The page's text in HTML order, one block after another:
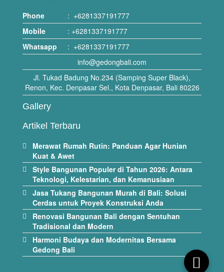
Phone : +6281337191777
Mobile
: +6281337191777
Whatsapp
: +6281337191777
info@gedongbali.com
Jl. Tukad Badung No.234 (Samping Super Black),
Renon, Kec. Denpasar Sel., Kota Denpasar, Bali 80226
Gallery
Artikel Terbaru
Merawat Rumah Rutin: Panduan Agar Hunian
Kuat & Awet
Style Bangunan Populer di Tahun 2026: Antara
Teknologi, Kelestarian, dan Kemanusiaan
Jasa Tukang Bangunan Murah di Bali: Solusi
Cerdas untuk Proyek Konstruksi Anda
Renovasi Bangunan Bali dengan Sentuhan
Tradisional dan Modern
Harmoni Budaya dan Modernitas Bersama
Gedong Bali